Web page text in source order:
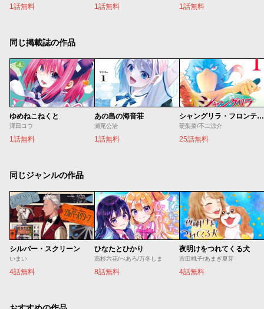
1話無料 1話無料 1話無料
同じ掲載誌の作品
ゆめねこねくと
澤田コウ
1話無料
あの島の海音荘
瀬尾公治
1話無料
シャングリラ・フロンティア
硬梨菜/不二涼介
25話無料
同じジャンルの作品
シルバー・スクリーン
いまい
4話無料
ひなたとひかり
高杉六花/べあろ/万冬しま
8話無料
夜明けをつれてくる犬
吉田桃子/あまぎ夏芽
4話無料